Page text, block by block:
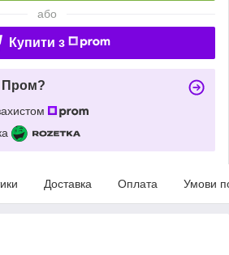
або
Купити з
Пром?
Доставка Оплата Умови